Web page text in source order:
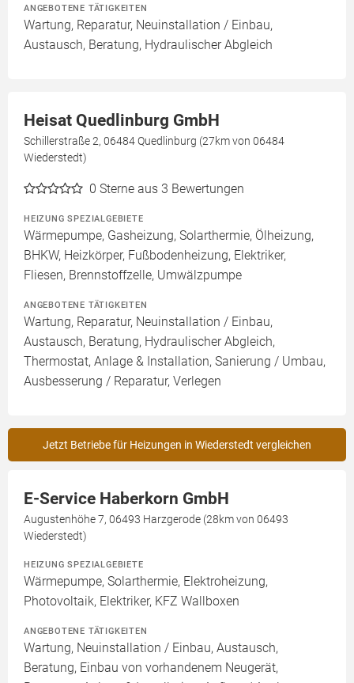
ANGEBOTENE TÄTIGKEITEN
Wartung, Reparatur, Neuinstallation / Einbau,
Austausch, Beratung, Hydraulischer Abgleich
Heisat Quedlinburg GmbH
Schillerstraße 2, 06484 Quedlinburg (27km von 06484
Wiederstedt)
0 Sterne aus 3 Bewertungen
HEIZUNG SPEZIALGEBIETE
Wärmepumpe, Gasheizung, Solarthermie, Ölheizung,
BHKW, Heizkörper, Fußbodenheizung, Elektriker,
Fliesen, Brennstoffzelle, Umwälzpumpe
ANGEBOTENE TÄTIGKEITEN
Wartung, Reparatur, Neuinstallation / Einbau,
Austausch, Beratung, Hydraulischer Abgleich,
Thermostat, Anlage & Installation, Sanierung / Umbau,
Ausbesserung / Reparatur, Verlegen
Jetzt Betriebe für Heizungen in Wiederstedt vergleichen
E-Service Haberkorn GmbH
Augustenhöhe 7, 06493 Harzgerode (28km von 06493
Wiederstedt)
HEIZUNG SPEZIALGEBIETE
Wärmepumpe, Solarthermie, Elektroheizung,
Photovoltaik, Elektriker, KFZ Wallboxen
ANGEBOTENE TÄTIGKEITEN
Wartung, Neuinstallation / Einbau, Austausch,
Beratung, Einbau von vorhandenem Neugerät,